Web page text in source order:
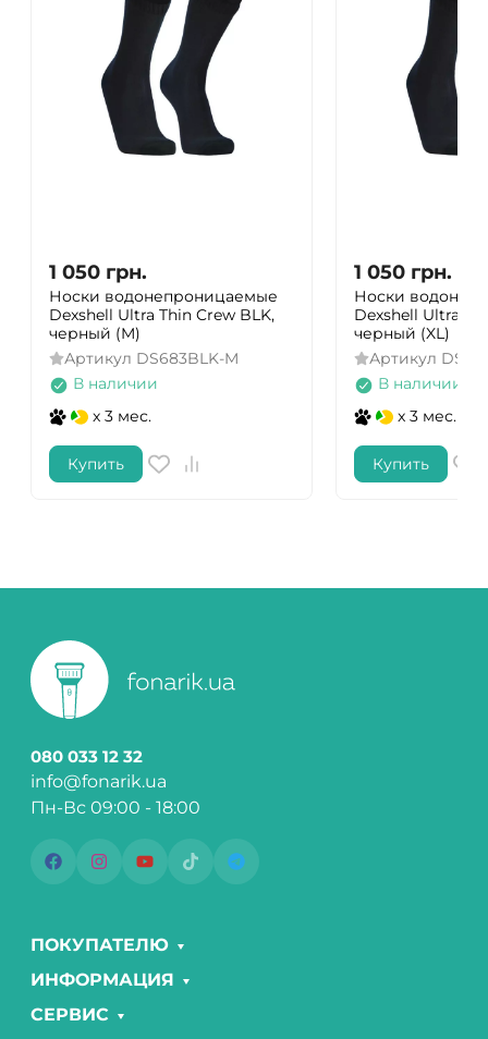
1 050 грн.
Носки водонепроницаемые
Dexshell Ultra Thin Crew BLK,
черный (M)
Артикул DS683BLK-M
В наличии
x 3 мес.
Купить
1 050 грн.
Носки
Dexshell Ultra
черный (XL)
Артикул
В наличии
x 3 мес.
Купить
080 033 12 32
info@fonarik.ua
Пн-Вс 09:00 - 18:00
ПОКУПАТЕЛЮ
ИНФОРМАЦИЯ
СЕРВИС